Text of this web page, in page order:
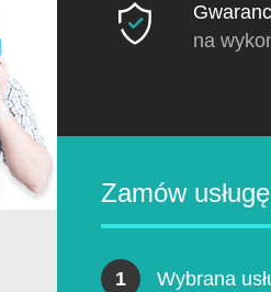
na
Zamów
1 Wybrana